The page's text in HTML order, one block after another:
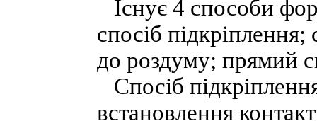
Існує 4 способи
спосіб
до роздуму; прямий
Спосіб
встановлення